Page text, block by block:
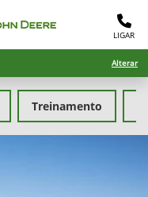
LIGAR
Alterar
Treinamento